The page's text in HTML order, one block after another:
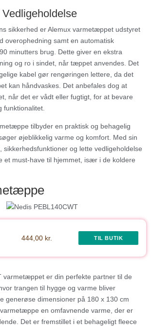
sikkerhed er Alemux varmetæppet udstyret
overophedning samt en automatisk
minutters brug. Dette giver en ekstra
og ro i sindet, når tæppet anvendes. Det
kabel gør rengøringen lettere, da det
kan håndvaskes. Det anbefales dog at
når det er vådt eller fugtigt, for at bevare
funktionalitet.
tilbyder en praktisk og behagelig
øjeblikkelig varme og komfort. Med sin
sikkerhedsfunktioner og lette vedligeholdelse
et must-have til hjemmet, især i de koldere
444,00 kr. TIL BUTIK
varmetæppet er din perfekte partner til de
trangen til hygge og varme bliver
generøse dimensioner på 180 x 130 cm
en omfavnende varme, der er
Det er fremstillet i et behageligt fleece